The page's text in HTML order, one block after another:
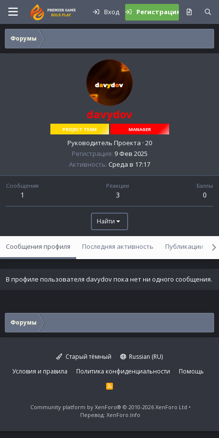
Вход Регистрация
Форумы
davydov
PROJECT TEAM MANAGER
Руководитель Проекта · 20
Регистрация 9 Фев 2025
Активность Среда в 17:17
Сообщения
1
Реакции
3
Баллы
0
Найти
Сообщения профиля Последняя активность Публикации
В профиле пользователя davydov пока нет ни одного сообщения.
Форумы
Старый тёмный
Russian (RU)
Условия и правила
Политика конфиденциальности Помощь
R
Community platform by XenForo® © 2010-2026 XenForo Ltd
Перевод: XenForo.Info